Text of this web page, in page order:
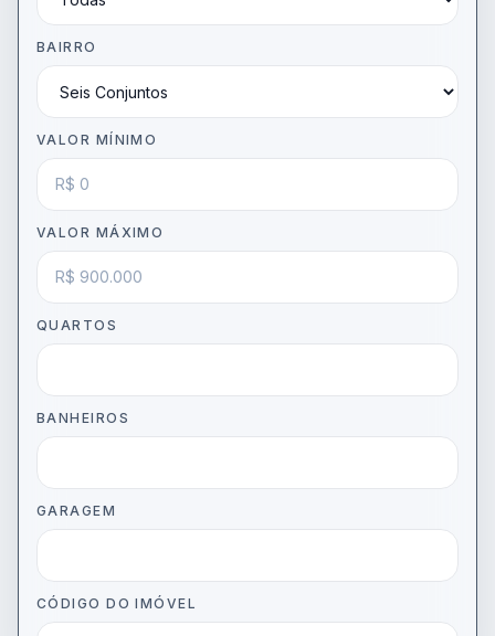
BAIRRO
VALOR MÍNIMO
VALOR MÁXIMO
QUARTOS
BANHEIROS
GARAGEM
CÓDIGO DO IMÓVEL